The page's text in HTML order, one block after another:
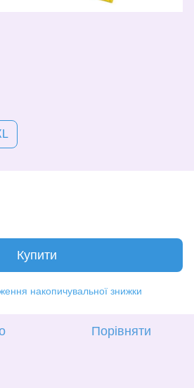
Купити
накопичувальної знижки
Порівняти